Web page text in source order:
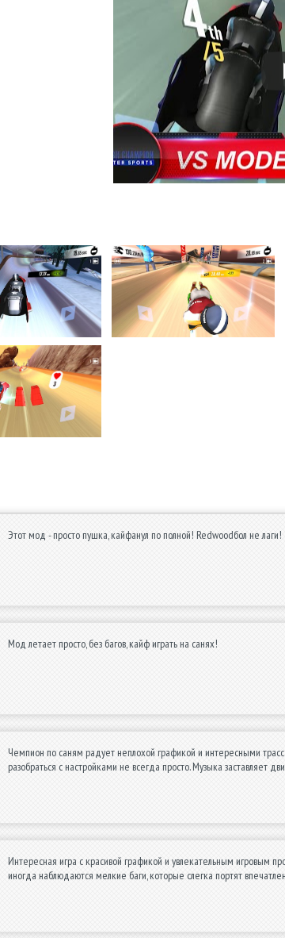
Этот мод - просто пушка, кайфанул по полной! Redwoodбол не лаги!
Мод летает просто, без багов, кайф играть на санях!
Чемпион по саням радует неплохой графикой и интересными
разобраться с настройками не всегда просто. Музыка заставляет
Интересная игра с красивой графикой и увлекательным игровым
иногда наблюдаются мелкие баги, которые слегка портят